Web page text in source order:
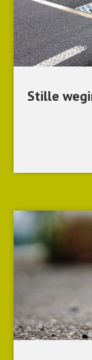
Stille